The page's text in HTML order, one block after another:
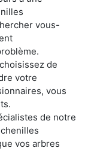
vous-
de
votre
vous
de notre
vos arbres